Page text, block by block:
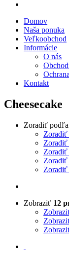
Domov
Naša ponuka
Veľkoobchod
Informácie
O nás
Kontakt
Cheesecake
Zoradiť podľa
Zoradiť
Zoradiť
Zoradiť
Zoradiť
Zoradiť
Zobraziť 12